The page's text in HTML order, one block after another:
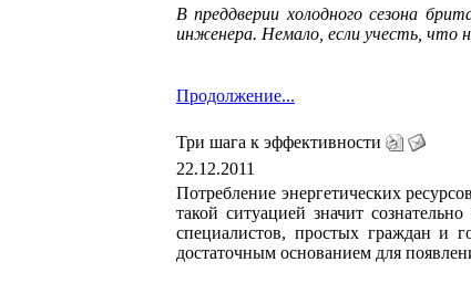
В преддверии холодного сезона
инженера. Немало, если учесть, что
Продолжение...
Три шага к эффективности
22.12.2011
Потребление энергетических
такой ситуацией значит
специалистов, простых граждан и
достаточным основанием для